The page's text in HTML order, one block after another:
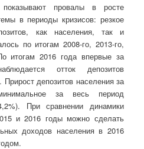
провалы в росте
в периоды кризисов: резкое
как населения, так и
по итогам 2008-го, 2013-го,
итогам 2016 года впервые за
отток депозитов
депозитов населения за
за весь период
При сравнении динамики
и 2016 годы можно сделать
доходов населения в 2016